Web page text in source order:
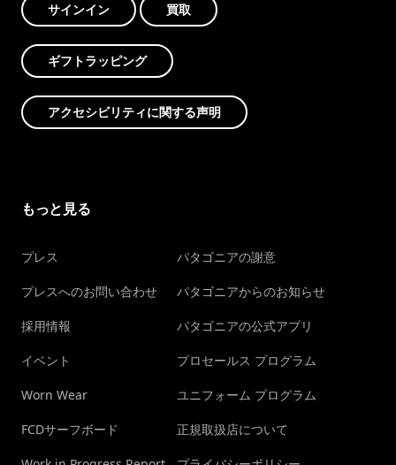
サインイン 買取
ギフトラッピング
アクセシビリティに関する声明
もっと見る
プレス
プレスへのお問い合わせ
採用情報
イベント
Worn Wear
FCDサーフボード
パタゴニアの謝意
パタゴニアからのお知らせ
パタゴニアの公式アプリ
プロセールス プログラム
ユニフォーム プログラム
正規取扱店について